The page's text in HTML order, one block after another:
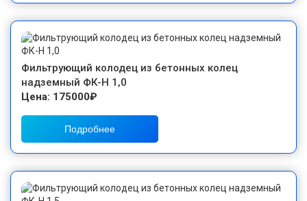
Фильтрующий колодец из бетонных колец
надземный ФК-Н 1,0
Цена: 175000₽
Подробнее